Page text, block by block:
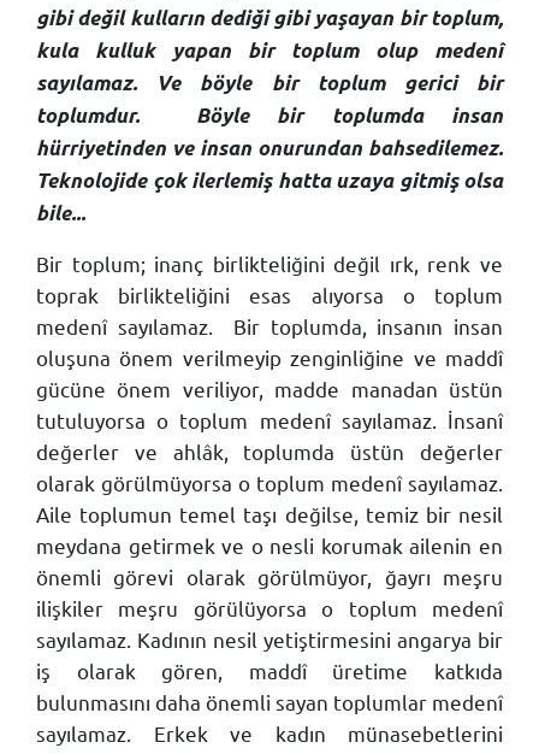
gibi değil kulların dediği gibi yaşayan bir toplum,
kula kulluk yapan bir toplum olup medenî
sayılamaz. Ve böyle bir toplum gerici bir
toplumdur.
Böyle bir toplumda insan
hürriyetinden ve insan onurundan bahsedilemez.
Teknolojide çok ilerlemiş hatta uzaya gitmiş olsa
bile...
Bir toplum; inanç birlikteliğini değil ırk, renk ve
toprak birlikteliğini esas alıyorsa o toplum
medenî sayılamaz.
Bir toplumda, insanın insan
oluşuna önem verilmeyip zenginliğine ve maddî
gücüne önem veriliyor, madde manadan üstün
tutuluyorsa o toplum medenî sayılamaz. İnsanî
değerler ve ahlâk, toplumda üstün değerler
olarak görülmüyorsa o toplum medenî sayılamaz.
Aile toplumun temel taşı değilse, temiz bir nesil
meydana getirmek ve o nesli korumak ailenin en
önemli görevi olarak görülmüyor, ğayrı meşru
ilişkiler meşru görülüyorsa o toplum medenî
sayılamaz. Kadının nesil yetiştirmesini angarya bir
iş olarak gören, maddî üretime katkıda
bulunmasını daha önemli sayan toplumlar medenî
sayılamaz. Erkek ve kadın münasebetlerini